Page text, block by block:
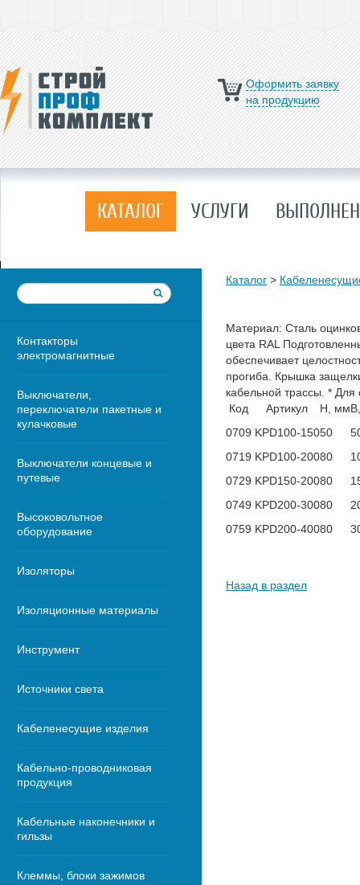
Оформить заявку
на продукцию
КАТАЛОГ УСЛУГИ
Контакторы
электромагнитные
Выключатели,
переключатели пакетные и
кулачковые
Выключатели концевые и
путевые
Высоковольтное
оборудование
Изоляторы
Изоляционные материалы
Инструмент
Источники света
Кабеленесущие изделия
Кабельно-проводниковая
продукция
Кабельные наконечники и
гильзы
Клеммы, блоки зажимов
Каталог >
Материал: Сталь
цвета RAL
обеспечивает
прогиба. Крышка
кабельной трассы. *
Код
Артикул H, мм
0709 KPD100-15050
0719 KPD100-20080
0729 KPD150-20080
0749 KPD200-30080
0759 KPD200-40080
Назад в раздел